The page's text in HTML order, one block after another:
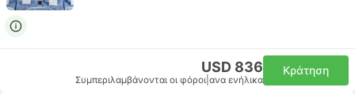
USD 836
Συμπεριλαμβάνονται οι φόροι ανα ενήλικα
Κράτηση